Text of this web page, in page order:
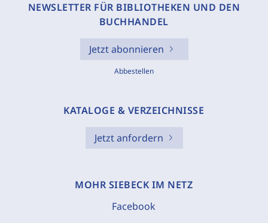
NEWSLETTER FÜR BIBLIOTHEKEN UND DEN
BUCHHANDEL
Jetzt abonnieren
Abbestellen
KATALOGE & VERZEICHNISSE
Jetzt anfordern
MOHR SIEBECK IM NETZ
Facebook